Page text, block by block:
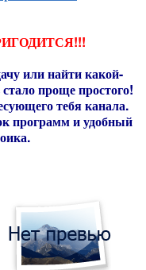
или найти какой-
проще простого!
тебя канала.
программ и удобный